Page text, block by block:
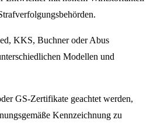
KKS, Buchner oder Abus
Modellen und
GS-Zertifikate geachtet werden,
Kennzeichnung zu